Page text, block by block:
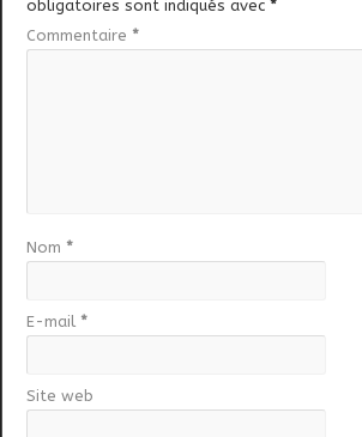
obligatoires sont indiqués avec*
Commentaire *
Nom *
E-mail *
Site web